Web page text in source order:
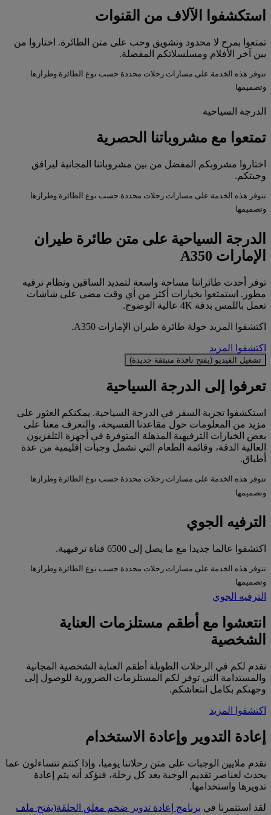
استكشفوا الآلاف من القنوات
تمتعوا بمرح لا محدود وتشويق وحب على متن الطائرة. اختاروا من
بين آخر الأفلام ومسلسلاتكم المفضلة.
تتوفر هذه الخدمة على مسارات رحلات محددة حسب نوع الطائرة وطرازها
وتصميمها
الدرجة السياحية
تمتعوا مع مشروباتنا الحصرية
اختاروا مشروبكم المفضل من بين مشروباتنا المجانية ليرافق
وجبتكم.
تتوفر هذه الخدمة على مسارات رحلات محددة حسب نوع الطائرة وطرازها
وتصميمها
الدرجة السياحية على متن طائرة طيران
الإمارات A350
توفر أحدث طائراتنا مساحة واسعة لتمديد الساقين ونظام ترفيه
مطور. استمتعوا بخيارات أكثر من أي وقت مضى على شاشات
تعمل باللمس بدقة 4K عالية الوضوح.
اكتشفوا المزيد حولة طائرة طيران الإمارات A350.
اكتشفوا المزيد
تشغيل الفيديو (يفتح نافذة منبثقة جديدة)
تعرفوا إلى الدرجة السياحية
استكشفوا تجربة السفر في الدرجة السياحية. يمكنكم العثور على
مزيد من المعلومات حول مقاعدنا الفسيحة، والتعرف معنا على
بعض الخيارات الترفيهية المذهلة المتوفرة في أجهزة التلفزيون
العالية الدقة، وقائمة الطعام التي تشمل وجبات إقليمية من عدة
أطباق.
تتوفر هذه الخدمة على مسارات رحلات محددة حسب نوع الطائرة وطرازها
وتصميمها
الترفيه الجوي
اكتشفوا عالما جديدا مع ما يصل إلى 6500 قناة ترفيهية.
تتوفر هذه الخدمة على مسارات رحلات محددة حسب نوع الطائرة وطرازها
وتصميمها
الترفيه الجوي
انتعشوا مع أطقم مستلزمات العناية
الشخصية
نقدم لكم في الرحلات الطويلة أطقم العناية الشخصية المجانية
والمستدامة التي توفر لكم المستلزمات الضرورية للوصول إلى
وجهتكم بكامل انتعاشكم.
اكتشفوا المزيد
إعادة التدوير وإعادة الاستخدام
نقدم ملايين الوجبات على متن رحلاتنا يوميا، وإذا كنتم تتساءلون عما
يحدث لعناصر تقديم الوجبة بعد كل رحلة، فنؤكد أنه يتم إعادة
تدويرها واستخدامها.
لقد استثمرنا في برنامج إعادة تدوير ضخم مغلق الحلقة(يفتح ملف